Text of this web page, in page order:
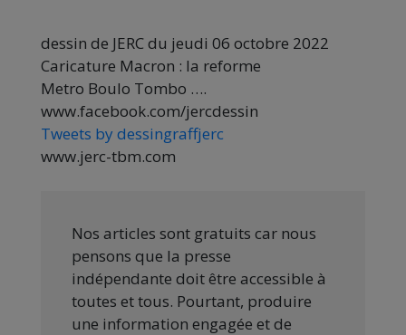
dessin de JERC du jeudi 06 octobre 2022
Caricature Macron : la reforme
Metro Boulo Tombo ….
www.facebook.com/jercdessin
Tweets by dessingraffjerc
www.jerc-tbm.com
Nos articles sont gratuits car nous
pensons que la presse
indépendante doit être accessible à
toutes et tous. Pourtant, produire
une information engagée et de